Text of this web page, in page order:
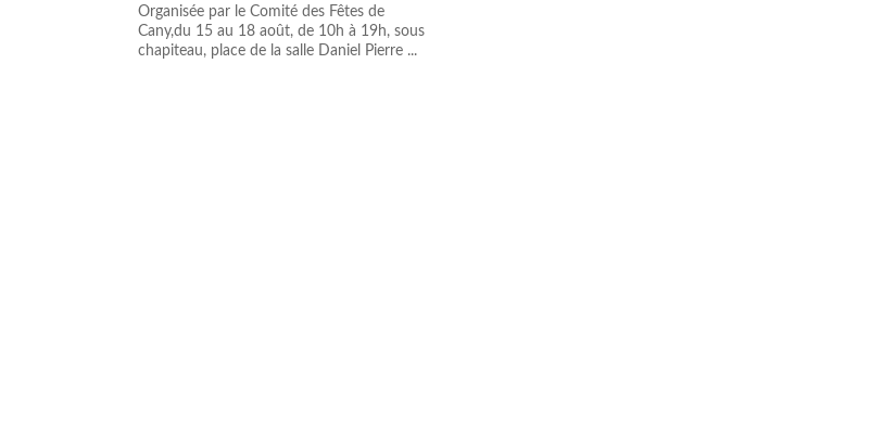
Organisée par le Comité des Fêtes de
Cany,du 15 au 18 août, de 10h à 19h, sous
chapiteau, place de la salle Daniel Pierre ...